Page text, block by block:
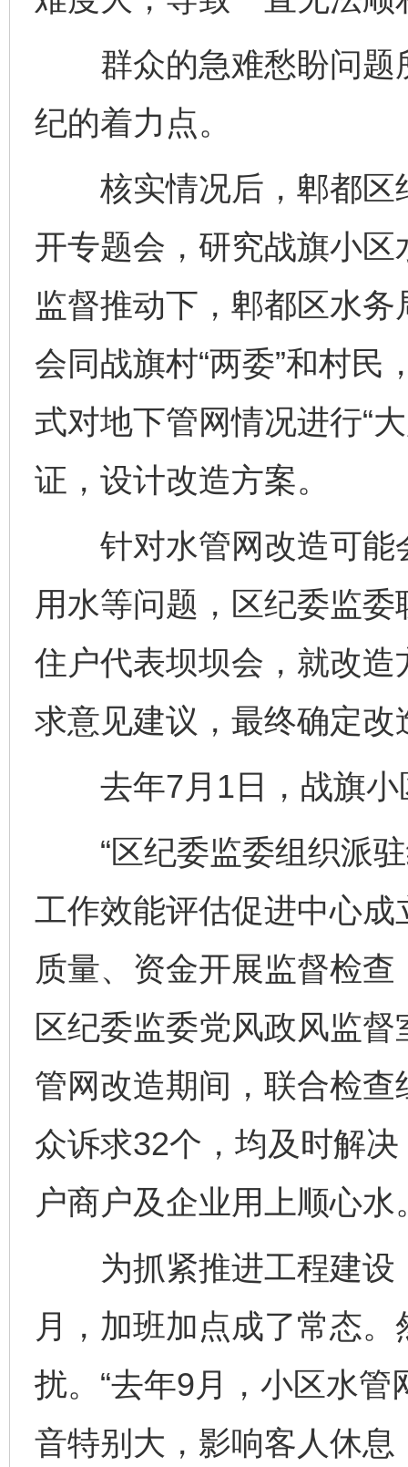
群众的急难愁盼问题
纪的着力点。
核实情况后，郫都区
开专题会，研究战旗小
监督推动下，郫都区水
会同战旗村“两委”和村
式对地下管网情况进行“
证，设计改造方案。
针对水管网改造可能
用水等问题，区纪委监委
住户代表坝坝会，就改
求意见建议，最终确定
去年7月1日，战旗小
“区纪委监委组织派驻
工作效能评估促进中心
质量、资金开展监督检
区纪委监委党风政风监
管网改造期间，联合检
众诉求32个，均及时解
户商户及企业用上顺心水
为抓紧推进工程建设
月，加班加点成了常态
扰。“去年9月，小区水
音特别大，影响客人休